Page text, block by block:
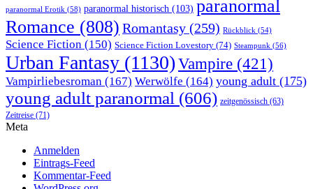
paranormal Erotik (58) paranormal historisch (103) paranormal
Romance (808) Romantasy (259) Rückblick (54)
Science Fiction (150) Science Fiction Lovestory (74) Steampunk (56)
Urban Fantasy (1130) Vampire (421)
Vampirliebesroman (167) Werwölfe (164) young adult (175)
young adult paranormal (606) zeitgenössisch (63)
Zeitreise (71)
Meta
Anmelden
Eintrags-Feed
Kommentar-Feed